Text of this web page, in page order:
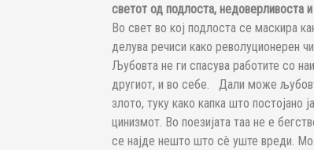
светот од подлоста, недоверливоста
Во свет во кој подлоста се маскира
делува речиси како револуционерен
Љубовта не ги спасува работите со
другиот, и во себе. Дали може
злото, туку како капка што постојано
цинизмот. Во поезијата таа не е
се најде нешто што сè уште вреди.